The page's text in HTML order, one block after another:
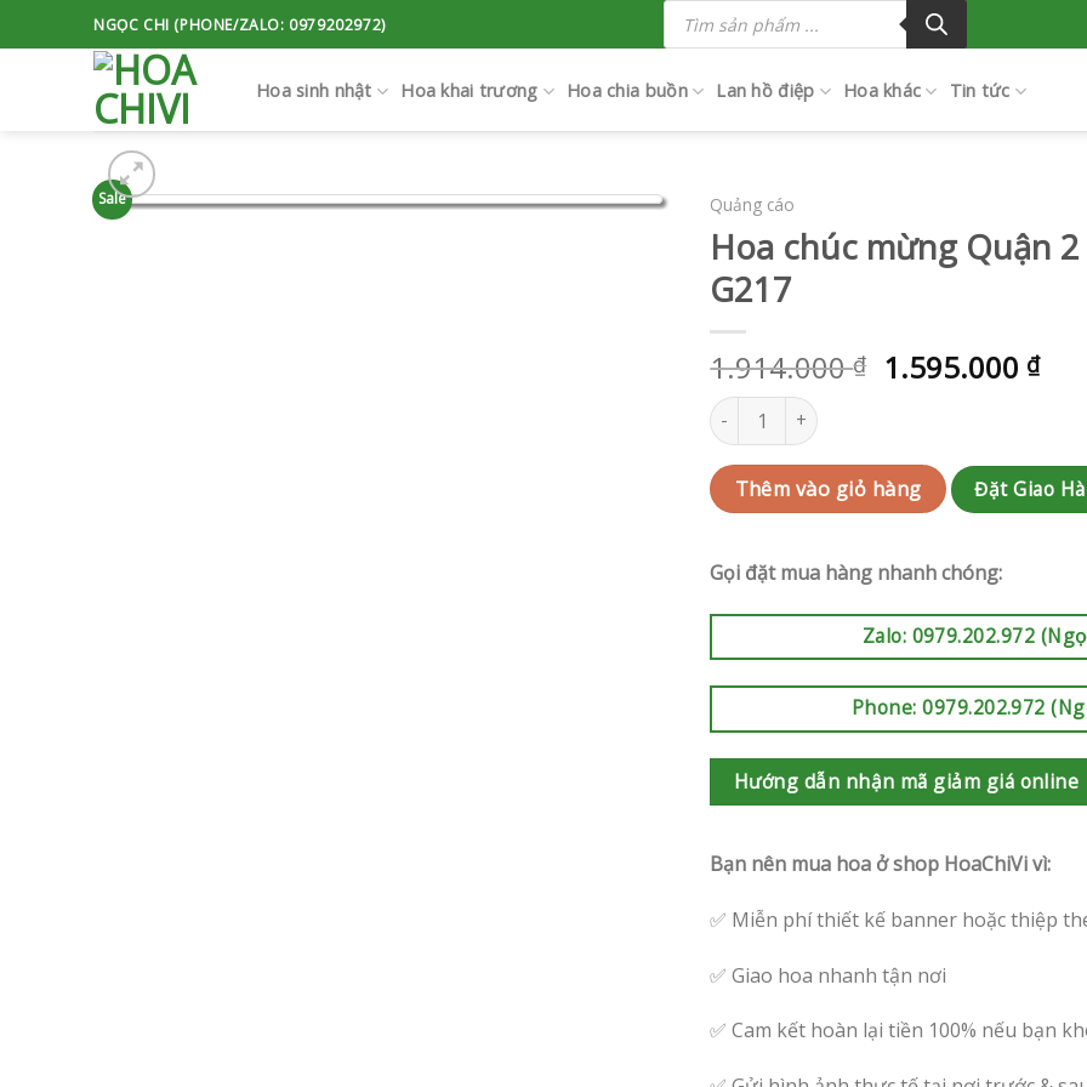
to
NGỌC CHI (PHONE/ZALO: 0979202972)
Tìm
kiếm
phẩm
Hoa sinh nhật Hoa khai trương Hoa chia buồn Lan hồ điệp Hoa khác Tin tức
Sale Quảng cáo
Hoa chúc mừng Quận
G217
1.914.000₫ 1.595.000 ₫
Hoa chúc mừng Quận 2 | QC-RAK-G217 số
Thêm vào giỏ hàng Đặt Giao
Gọi đặt mua hàng nhanh chóng:
Zalo: 0979.202.972
Phone: 0979.202.972
Hướng dẫn nhận mã giảm giá online
Bạn nên mua hoa ở shop HoaChiVi vì:
✅ Miễn phí thiết kế banner hoặc thiệp
✅ Giao hoa nhanh tận nơi
✅ Cam kết hoàn lại tiền 100% nếu bạn